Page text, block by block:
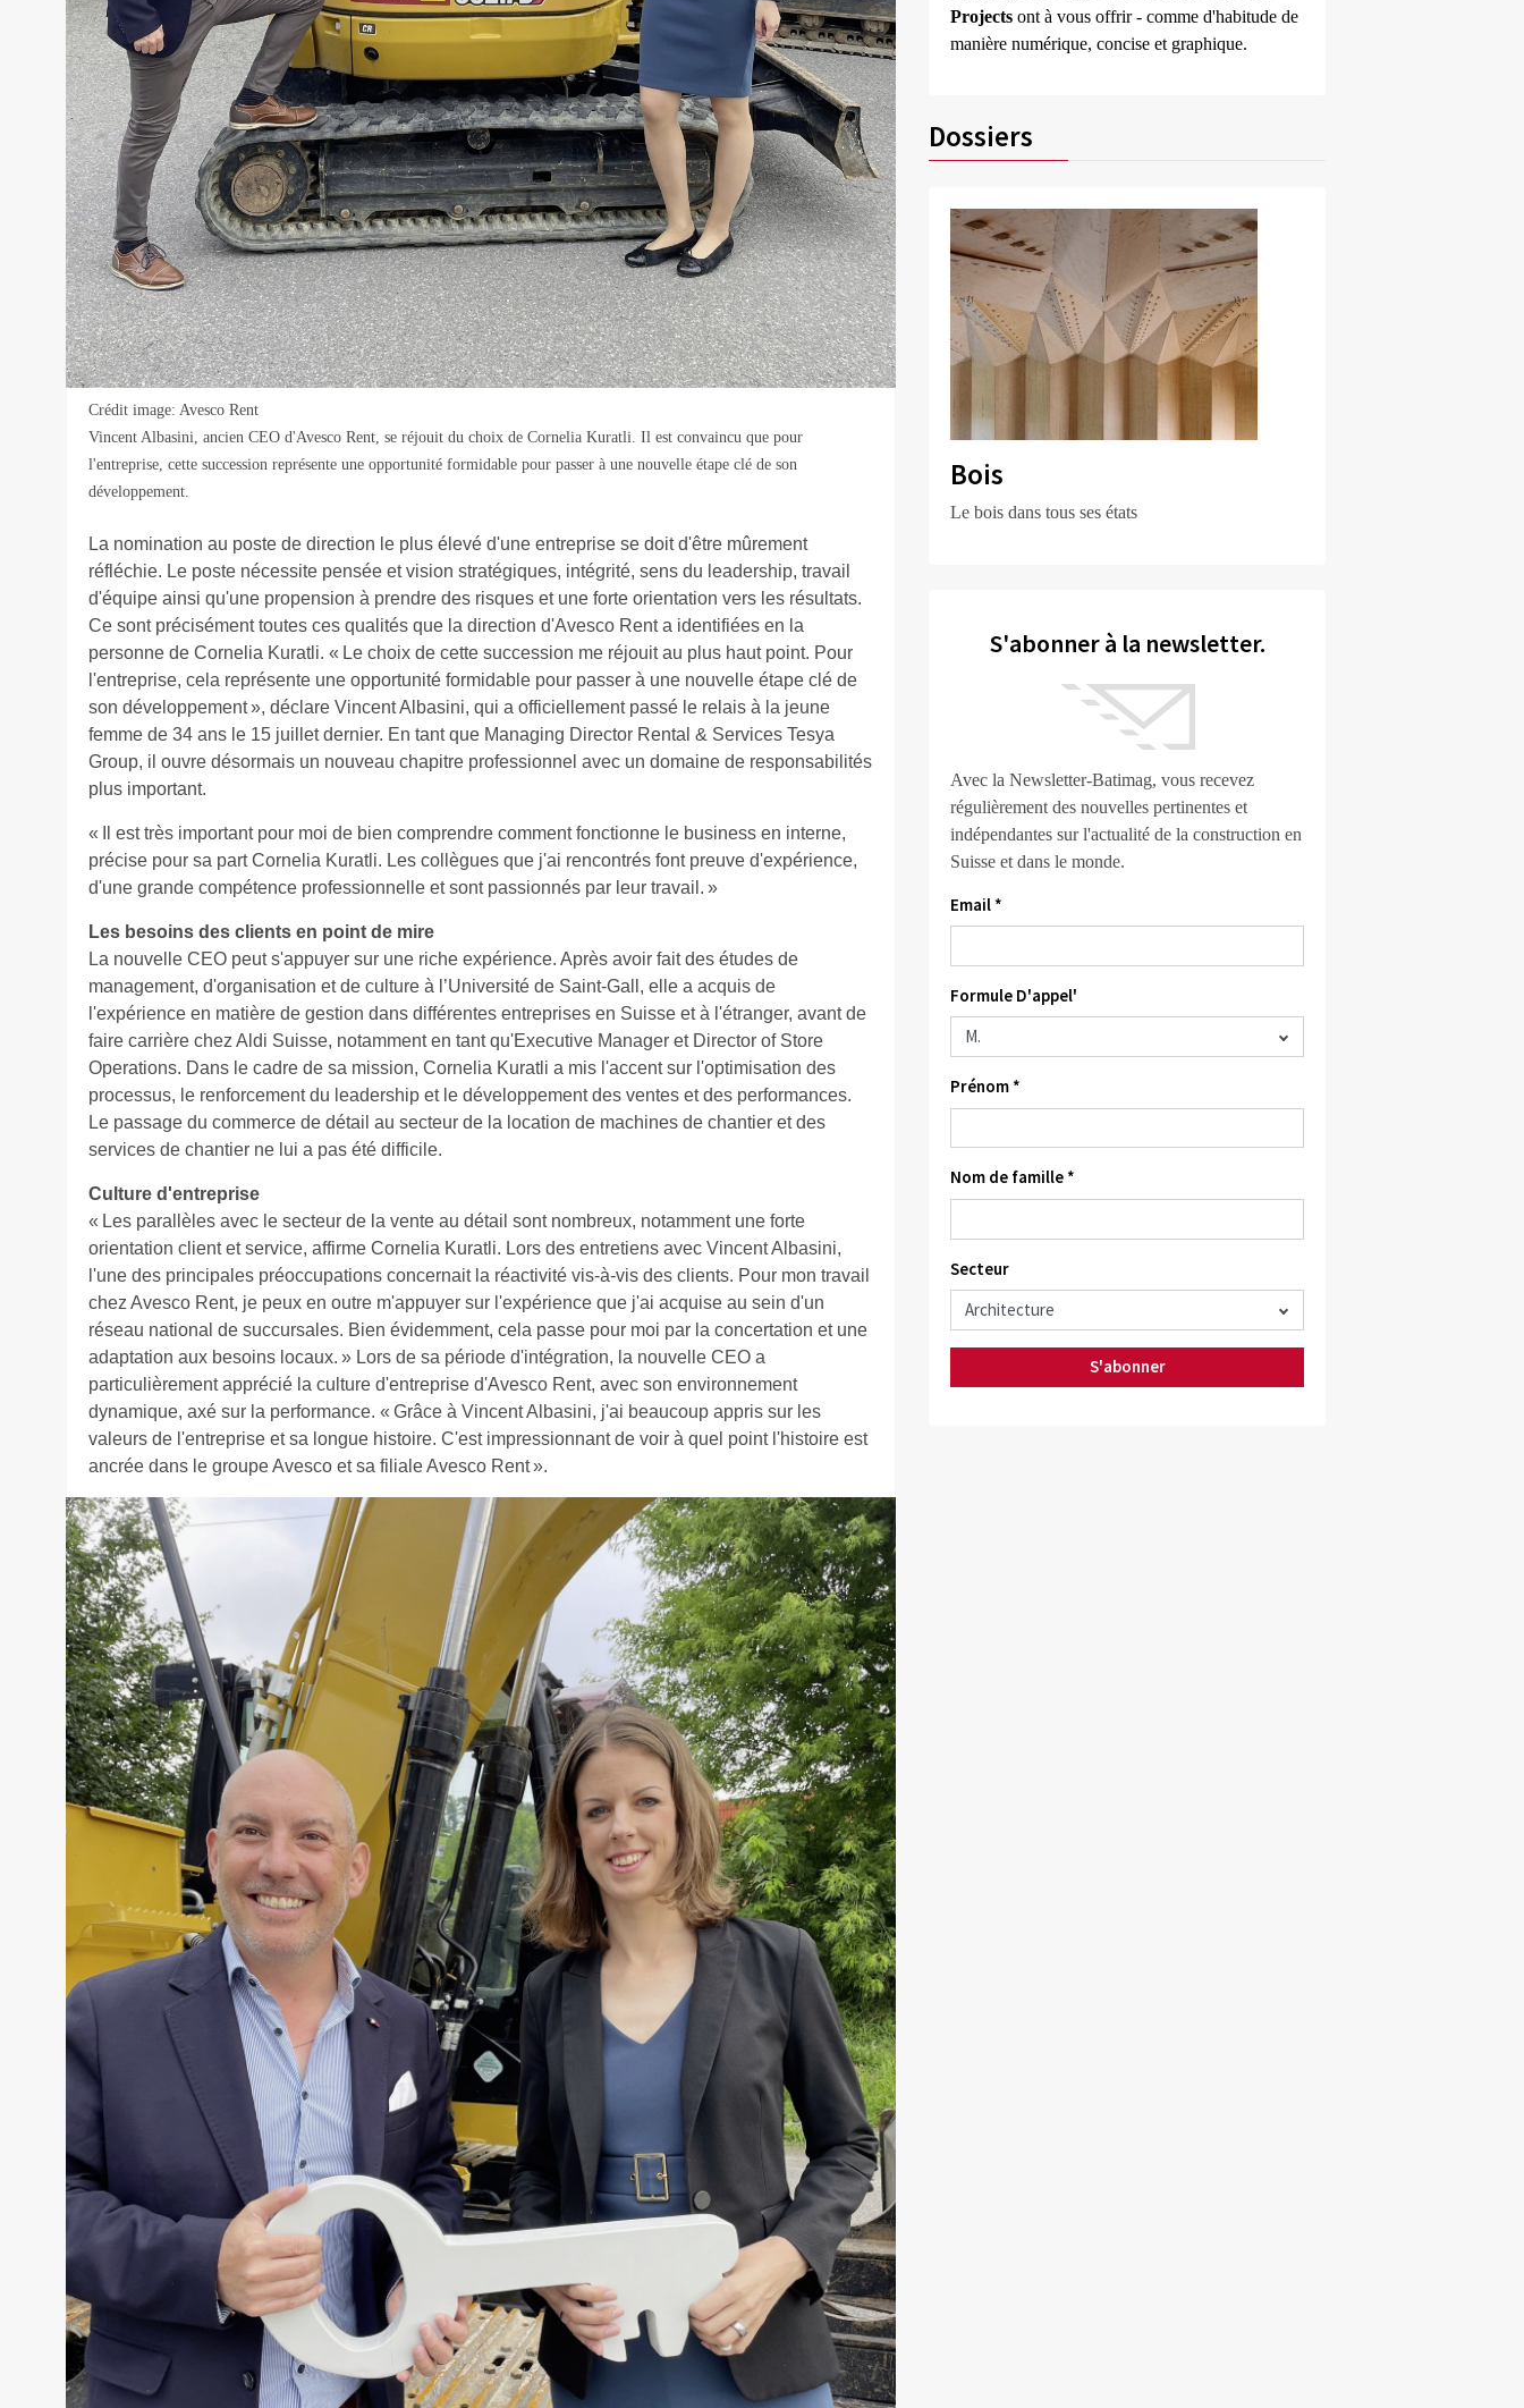
Crédit image: Avesco Rent
Vincent Albasini, ancien CEO d'Avesco Rent, se réjouit du choix de Cornelia Kuratli. Il est convaincu que pour
l'entreprise, cette succession représente une opportunité formidable pour passer à une nouvelle étape clé de son
développement.
La nomination au poste de direction le plus élevé d'une entreprise se doit d'être mûrement
réfléchie. Le poste nécessite pensée et vision stratégiques, intégrité, sens du leadership, travail
d'équipe ainsi qu'une propension à prendre des risques et une forte orientation vers les résultats.
Ce sont précisément toutes ces qualités que la direction d'Avesco Rent a identifiées en la
personne de Cornelia Kuratli. « Le choix de cette succession me réjouit au plus haut point. Pour
l'entreprise, cela représente une opportunité formidable pour passer à une nouvelle étape clé de
son développement », déclare Vincent Albasini, qui a officiellement passé le relais à la jeune
femme de 34 ans le 15 juillet dernier. En tant que Managing Director Rental & Services Tesya
Group, il ouvre désormais un nouveau chapitre professionnel avec un domaine de responsabilités
plus important.
« Il est très important pour moi de bien comprendre comment fonctionne le business en interne,
précise pour sa part Cornelia Kuratli. Les collègues que j'ai rencontrés font preuve d'expérience,
d'une grande compétence professionnelle et sont passionnés par leur travail. »
Les besoins des clients en point de mire
La nouvelle CEO peut s'appuyer sur une riche expérience. Après avoir fait des études de
management, d'organisation et de culture à l’Université de Saint-Gall, elle a acquis de
l'expérience en matière de gestion dans différentes entreprises en Suisse et à l'étranger, avant de
faire carrière chez Aldi Suisse, notamment en tant qu'Executive Manager et Director of Store
Operations. Dans le cadre de sa mission, Cornelia Kuratli a mis l'accent sur l'optimisation des
processus, le renforcement du leadership et le développement des ventes et des performances.
Le passage du commerce de détail au secteur de la location de machines de chantier et des
services de chantier ne lui a pas été difficile.
Culture d'entreprise
« Les parallèles avec le secteur de la vente au détail sont nombreux, notamment une forte
orientation client et service, affirme Cornelia Kuratli. Lors des entretiens avec Vincent Albasini,
l'une des principales préoccupations concernait la réactivité vis-à-vis des clients. Pour mon travail
chez Avesco Rent, je peux en outre m'appuyer sur l'expérience que j'ai acquise au sein d'un
réseau national de succursales. Bien évidemment, cela passe pour moi par la concertation et une
adaptation aux besoins locaux. » Lors de sa période d'intégration, la nouvelle CEO a
particulièrement apprécié la culture d'entreprise d'Avesco Rent, avec son environnement
dynamique, axé sur la performance. « Grâce à Vincent Albasini, j'ai beaucoup appris sur les
valeurs de l'entreprise et sa longue histoire. C'est impressionnant de voir à quel point l'histoire est
ancrée dans le groupe Avesco et sa filiale Avesco Rent ».
Projectsont à vous offrir - comme d'habitude de
manière numérique, concise et graphique.
Dossiers
Bois
Le bois dans tous ses états
S'abonner à la newsletter.
Avec la Newsletter-Batimag, vous recevez
régulièrement des nouvelles pertinentes et
indépendantes sur l'actualité de la construction en
Suisse et dans le monde.
Email *
Formule D'appel'
Prénom *
Nom de famille *
Secteur
S'abonner